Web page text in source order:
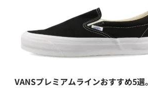
VANSプレミアムラインおすすめ5選